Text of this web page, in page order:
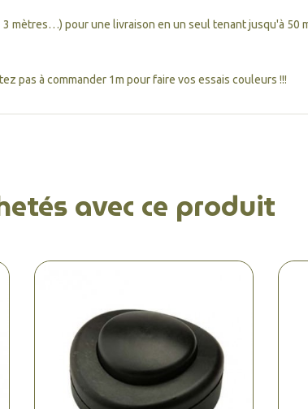
mètres…) pour une livraison en un seul tenant jusqu'à 50
pas à commander 1m pour faire vos essais couleurs !!!
avec ce produit